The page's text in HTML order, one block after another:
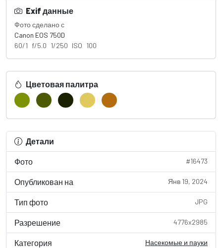
Exif данные
Фото сделано с
Canon EOS 750D
60/1 f/5.0 1/250 ISO 100
Цветовая палитра
Детали
Фото #16473
Опубликован на Янв 19, 2024
Тип фото JPG
Разрешение 4776x2985
Категория Насекомые и пауки